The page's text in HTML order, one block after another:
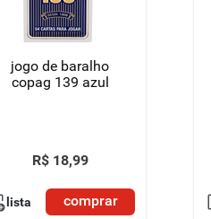
jogo de baralho
copag 139 azul
R$ 18,99
lista comprar